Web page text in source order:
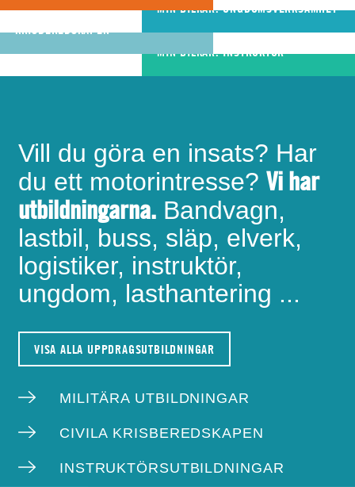
MIN BILKÅR: UNGDOMSVERKSAMHET
MIN BILKÅR: CIVILA
KRISBEREDSKAPEN
riktigt bra
bandvagnsförare
MIN BILKÅR: INSTRUKTÖR
Vill du göra en insats? Har
du ett motorintresse? Vi har
utbildningarna. Bandvagn,
lastbil, buss, släp, elverk,
logistiker, instruktör,
ungdom, lasthantering ...
VISA ALLA UPPDRAGSUTBILDNINGAR
MILITÄRA UTBILDNINGAR
CIVILA KRISBEREDSKAPEN
INSTRUKTÖRSUTBILDNINGAR